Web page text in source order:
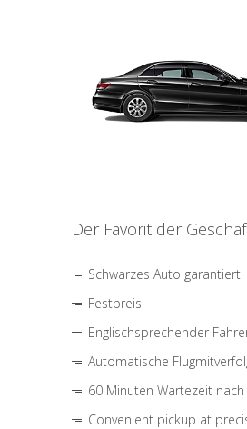
Der Favorit der
Schwarzes Auto garantiert
Festpreis
Englischsprechender
Automatische
60 Minuten Wartezeit
Convenient pickup at